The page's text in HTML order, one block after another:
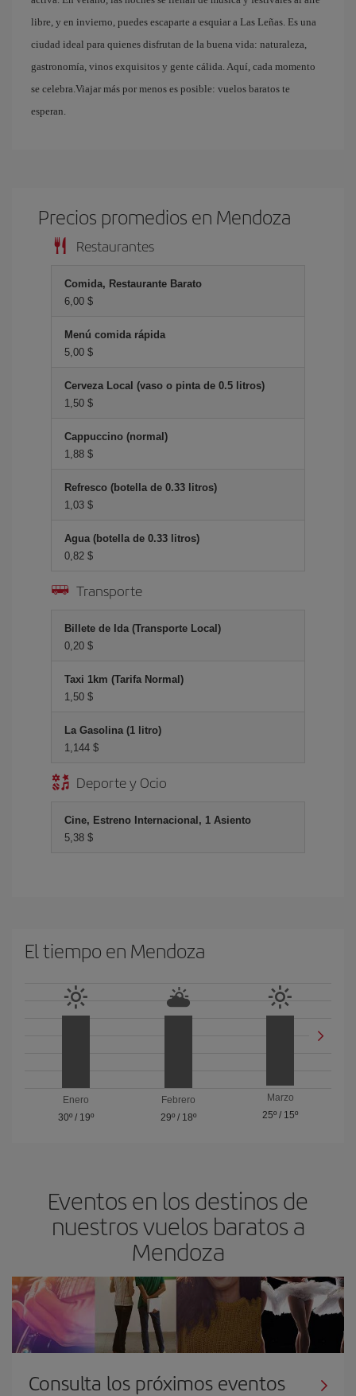
libre, y en invierno, puedes escaparte a esquiar a Las Leñas. Es una
ciudad ideal para quienes disfrutan de la buena vida: naturaleza,
gastronomía, vinos exquisitos y gente cálida. Aquí, cada momento
se celebra.Viajar más por menos es posible: vuelos baratos te
esperan.
Precios promedios en Mendoza
Restaurantes
Comida, Restaurante Barato
6,00 $
Menú comida rápida
5,00 $
Cerveza Local (vaso o pinta de 0.5 litros)
1,50 $
Cappuccino (normal)
1,88 $
Refresco (botella de 0.33 litros)
1,03 $
Agua (botella de 0.33 litros)
0,82 $
Transporte
Billete de Ida (Transporte Local)
0,20 $
Taxi 1km (Tarifa Normal)
1,50 $
La Gasolina (1 litro)
1,144 $
Deporte y Ocio
Cine, Estreno Internacional, 1 Asiento
5,38 $
El tiempo en Mendoza
Enero
30º/ 19º
Febrero
29º/ 18º
Marzo
25º / 15º
Eventos en los destinos de
nuestros vuelos baratos a
Mendoza
Consulta los próximos eventos